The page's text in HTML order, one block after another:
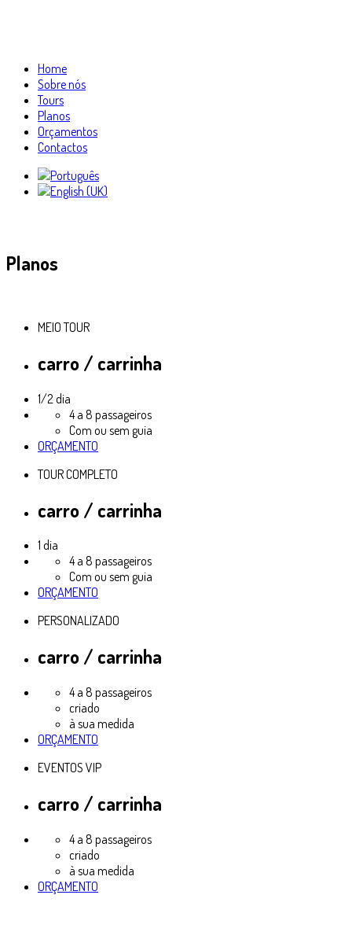
Home
Sobre nós
Tours
Planos
Orçamentos
Contactos
Planos
MEIO TOUR
carro / carrinha
1/2 dia
4 a 8 passageiros
Com ou sem guia
ORÇAMENTO
TOUR COMPLETO
carro / carrinha
1 dia
4 a 8 passageiros
Com ou sem guia
ORÇAMENTO
PERSONALIZADO
carro / carrinha
4 a 8 passageiros
criado
à sua medida
ORÇAMENTO
EVENTOS VIP
carro / carrinha
4 a 8 passageiros
criado
à sua medida
ORÇAMENTO